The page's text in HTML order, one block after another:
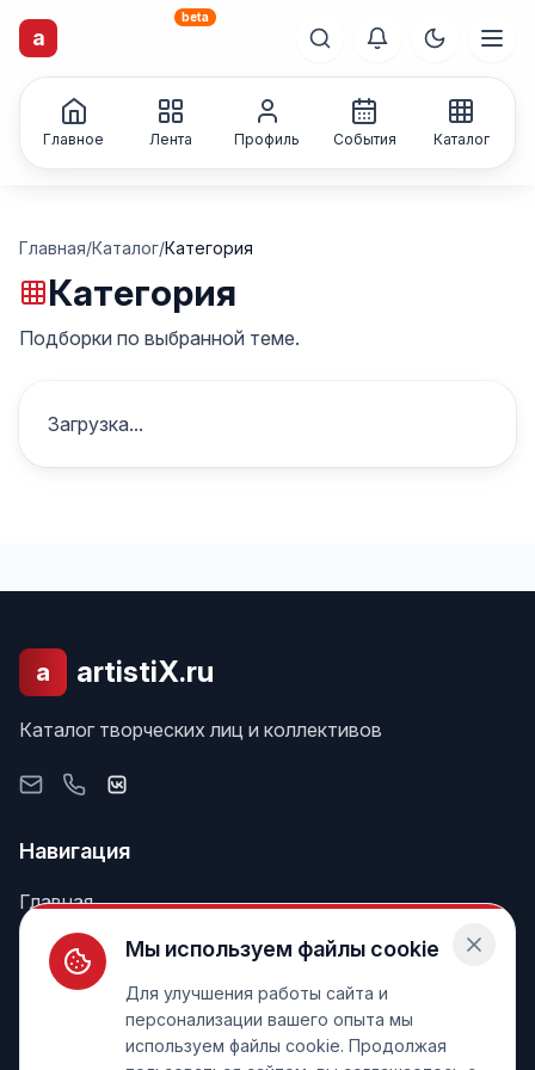
a
beta
Главное Лента Профиль События Каталог
Главная/Каталог/Категория
Категория
Подборки по выбранной теме.
Загрузка...
a artistiX.ru
Каталог творческих лиц и коллективов
Навигация
Главная
Поиск
Лента
Информация
Мы используем файлы cookie
Для улучшения работы сайта и
персонализации вашего опыта мы
используем файлы cookie. Продолжая